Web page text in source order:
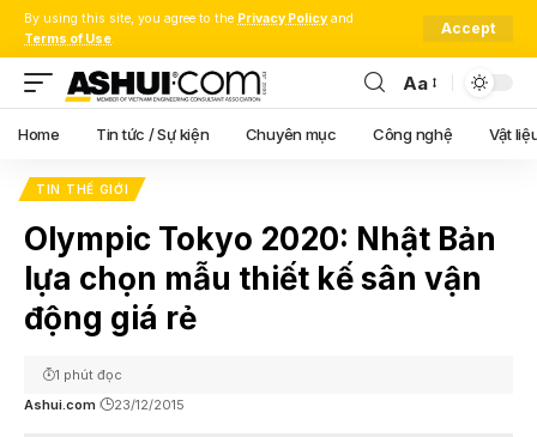
By using this site, you agree to the Privacy Policy and
Terms of Use.
Accept
Font
Resizer
Aa
Home Tin tức / Sự kiện Chuyên mục Công nghệ Vật
TIN THẾ GIỚI
Olympic Tokyo 2020: Nhật Bản
lựa chọn mẫu thiết kế sân vận
động giá rẻ
Ashui.com 23/12/2015
1 phút đọc